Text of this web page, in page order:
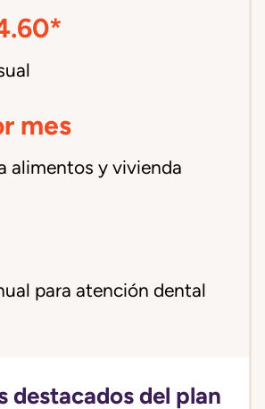
mes
alimentos y vivienda
para atención dental
destacados del plan